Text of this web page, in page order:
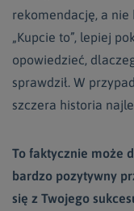
rekomendację, a
„Kupcie to”, lepiej
opowiedzieć,
sprawdził. W
szczera historia
To faktycznie może
bardzo pozytywny
się z Twojego